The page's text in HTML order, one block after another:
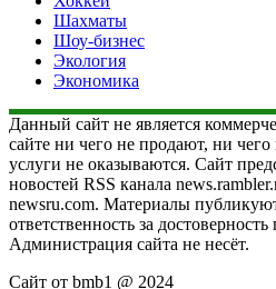
Шахматы
Шоу-бизнес
Экология
Экономика
Данный сайт не является
сайте ни чего не продают, ни
услуги не оказываются. Сайт
новостей RSS канала
newsru.com. Материалы
ответственность за
Администрация сайта не несёт.
Сайт от bmb1 @ 2024